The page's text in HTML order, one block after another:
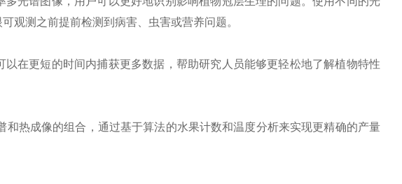
观测之前提前检测到病害、虫害或营养问题。
在更短的时间内捕获更多数据，帮助研究人员能够更轻松地了解植物特性
热成像的组合，通过基于算法的水果计数和温度分析来实现更精确的产量